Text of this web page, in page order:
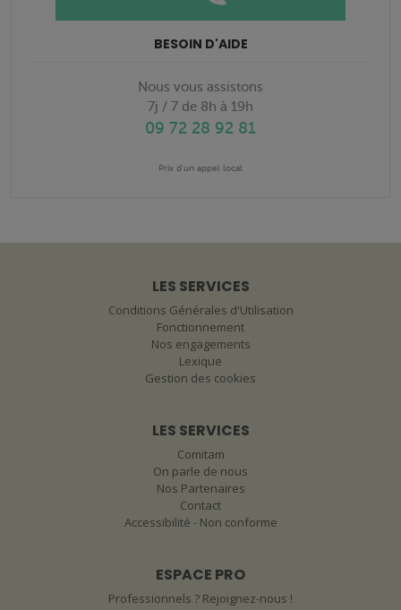
BESOIN D'AIDE
Nous vous assistons
7j / 7 de 8h à 19h
09 72 28 92 81
Prix d'un appel local
LES SERVICES
Conditions Générales d'Utilisation
Fonctionnement
Nos engagements
Lexique
Gestion des cookies
LES SERVICES
Comitam
On parle de nous
Nos Partenaires
Contact
Accessibilité - Non conforme
ESPACE PRO
Professionnels ? Rejoignez-nous !